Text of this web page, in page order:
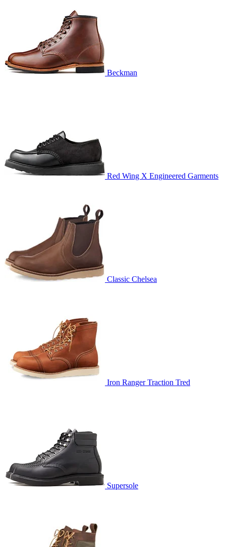
Beckman
Red Wing X Engineered Garments
Classic Chelsea
Iron Ranger Traction Tred
Supersole